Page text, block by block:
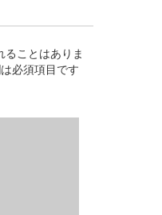
ることはありま
必須項目です